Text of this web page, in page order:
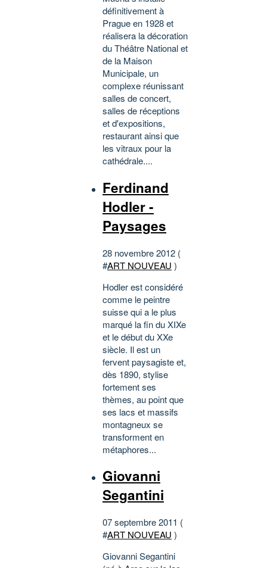
définitivement à
Prague en 1928 et
réalisera la décoration
du Théâtre National et
de la Maison
Municipale, un
complexe réunissant
salles de concert,
salles de réceptions
et d'expositions,
restaurant ainsi que
les vitraux pour la
cathédrale....
Ferdinand
Hodler -
Paysages
28 novembre 2012 (
#ART NOUVEAU )
Hodler est considéré
comme le peintre
suisse qui a le plus
marqué la fin du XIXe
et le début du XXe
siècle. Il est un
fervent paysagiste et,
dès 1890, stylise
fortement ses
thèmes, au point que
ses lacs et massifs
montagneux se
transforment en
métaphores...
Giovanni
Segantini
07 septembre 2011 (
#ART NOUVEAU )
Giovanni Segantini